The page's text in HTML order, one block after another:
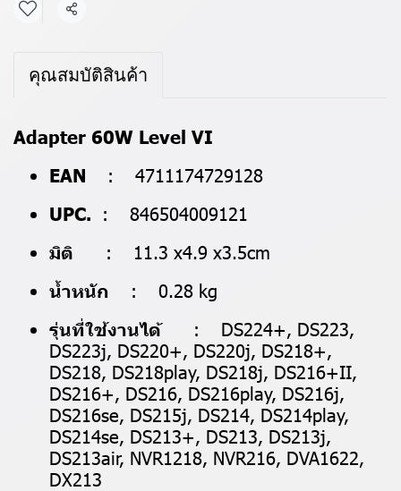
แชร์
คุณสมบัติสินค้า
Adapter 60W Level VI
EAN : 4711174729128
UPC. : 846504009121
มิติ
: 11.3 x4.9 x3.5cm
น้ำหนัก
: 0.28 kg
รุ่นที่ใช้งานได้
: DS224+, DS223,
DS223j, DS220+, DS220j, DS218+,
DS218, DS218play, DS218j, DS216+II,
DS216+, DS216, DS216play, DS216j,
DS216se, DS215j, DS214, DS214play,
DS214se, DS213+, DS213, DS213j,
DS213air, NVR1218, NVR216, DVA1622,
DX213